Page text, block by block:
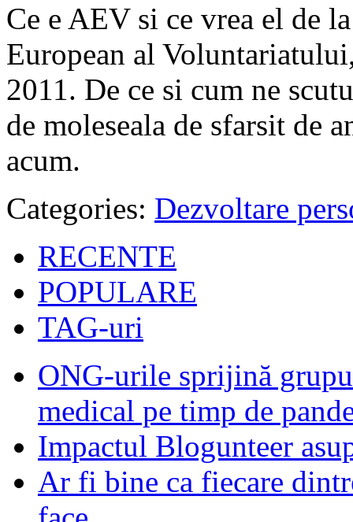
Ce e AEV si ce vrea el de
European al
2011. De ce si cum ne
de moleseala de sfarsit de
acum.
Categories: Dezvoltare
RECENTE
POPULARE
TAG-uri
ONG-urile sprijină
medical pe timp de
Impactul Blogunteer
Ar fi bine ca fiecare